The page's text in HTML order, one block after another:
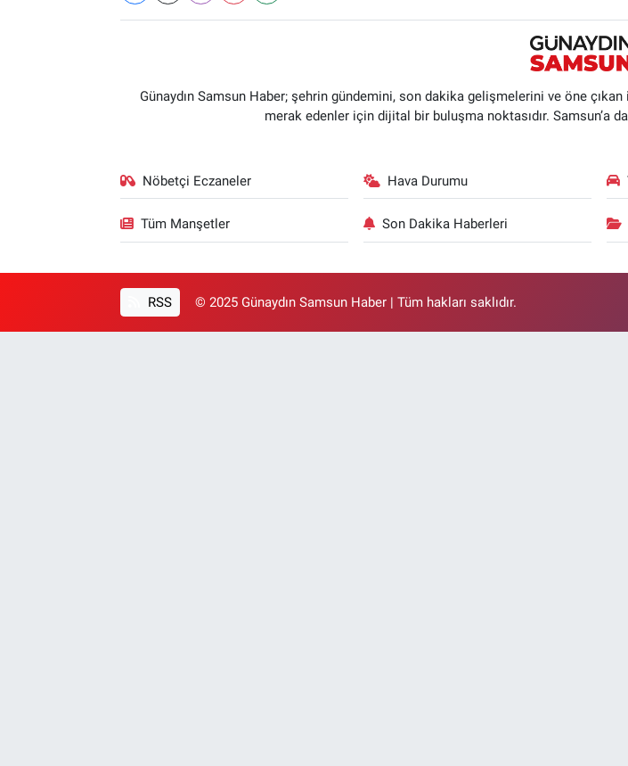
Günaydın Samsun Haber; şehrin gündemini, son dakika gelişmelerini ve öne
merak edenler için dijital bir buluşma noktasıdır. Samsun’a
Nöbetçi Eczaneler Hava Durumu
Tüm Manşetler Son Dakika Haberleri
RSS © 2025 Günaydın Samsun Haber | Tüm hakları saklıdır.